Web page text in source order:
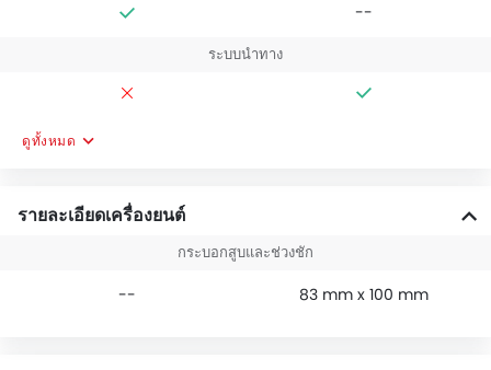
--
ระบบนำทาง
ดูทั้งหมด
รายละเอียดเครื่องยนต์
กระบอกสูบและช่วงชัก
-- 83 mm x 100 mm